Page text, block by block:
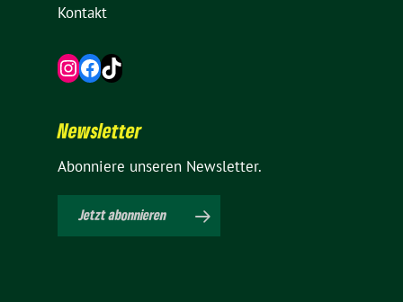
Kontakt
Instagram
Facebook
TikTok
News­letter
Abon­niere unseren Newsletter.
Jetzt abon­nieren